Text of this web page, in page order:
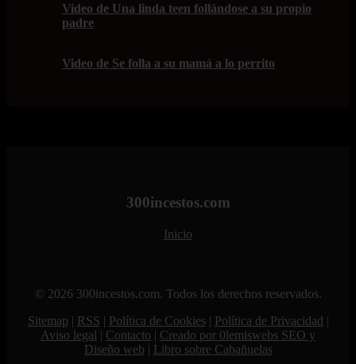
Video de Una linda teen follándose a su propio
padre
Video de Se folla a su mamá a lo perrito
300incestos.com
Inicio
© 2026 300incestos.com. Todos los derechos reservados.
Sitemap | RSS | Política de Cookies| Política de Privacidad |
Aviso legal | Contacto | Creado por 0lemiswebs SEO y
Diseño web | Libro sobre Cabañuelas